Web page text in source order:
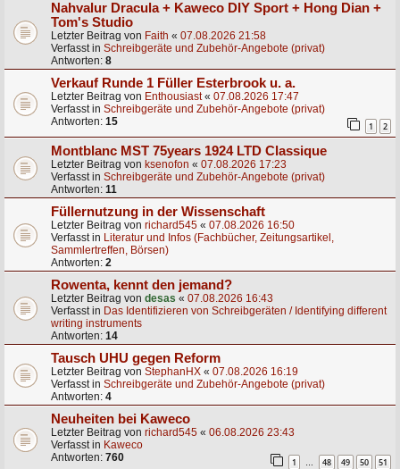
Nahvalur Dracula + Kaweco DIY Sport + Hong Dian +
Tom's Studio
Letzter Beitrag von Faith « 07.08.2026 21:58
Verfasst in Schreibgeräte und Zubehör-Angebote (privat)
Antworten: 8
Verkauf Runde 1 Füller Esterbrook u. a.
Letzter Beitrag von Enthousiast« 07.08.2026 17:47
Verfasst in Schreibgeräte und Zubehör-Angebote (privat)
Antworten: 15 1 2
Montblanc MST 75years 1924 LTD Classique
Letzter Beitrag von ksenofon « 07.08.2026 17:23
Verfasst in Schreibgeräte und Zubehör-Angebote (privat)
Antworten: 11
Füllernutzung in der Wissenschaft
Letzter Beitrag von richard545 « 07.08.2026 16:50
Verfasst in Literatur und Infos (Fachbücher, Zeitungsartikel,
Sammlertreffen, Börsen)
Antworten: 2
Rowenta, kennt den jemand?
Letzter Beitrag von desas « 07.08.2026 16:43
Verfasst in Das Identifizieren von Schreibgeräten / Identifying different
writing instruments
Antworten: 14
Tausch UHU gegen Reform
Letzter Beitrag von StephanHX « 07.08.2026 16:19
Verfasst in Schreibgeräte und Zubehör-Angebote (privat)
Antworten: 4
Neuheiten bei Kaweco
Letzter Beitrag von richard545 « 06.08.2026 23:43
Verfasst in Kaweco
Antworten: 760 1 … 48 49 50 51